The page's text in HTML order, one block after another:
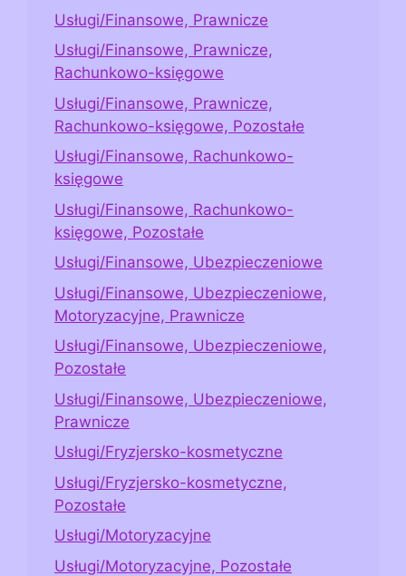
Usługi/Finansowe, Prawnicze
Usługi/Finansowe, Prawnicze,
Rachunkowo-księgowe
Usługi/Finansowe, Prawnicze,
Rachunkowo-księgowe, Pozostałe
Usługi/Finansowe, Rachunkowo-
księgowe
Usługi/Finansowe, Rachunkowo-
księgowe, Pozostałe
Usługi/Finansowe, Ubezpieczeniowe
Usługi/Finansowe, Ubezpieczeniowe,
Motoryzacyjne, Prawnicze
Usługi/Finansowe, Ubezpieczeniowe,
Pozostałe
Usługi/Finansowe, Ubezpieczeniowe,
Prawnicze
Usługi/Fryzjersko-kosmetyczne
Usługi/Fryzjersko-kosmetyczne,
Pozostałe
Usługi/Motoryzacyjne
Usługi/Motoryzacyjne, Pozostałe